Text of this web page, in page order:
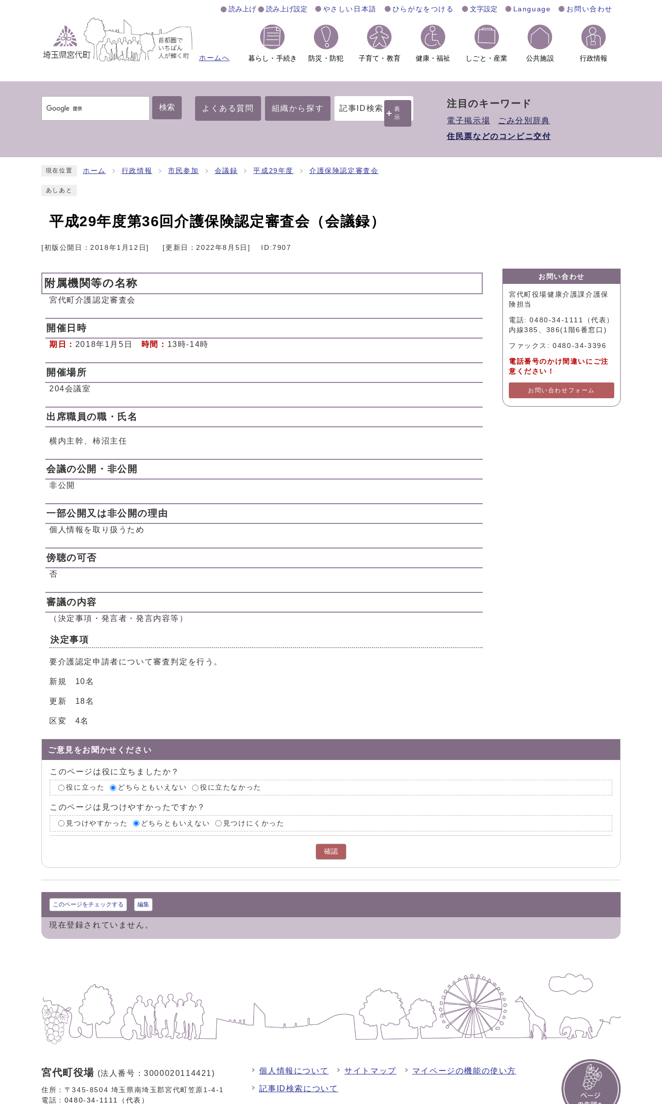
読み上げ 読み上げ設定 やさしい日本語 ひらがなをつける 文字設定 Language お問い合わせ
ホームへ 暮らし・手続き 防災・防犯 子育て・教育 健康・福祉 しごと・産業 公共施設 行政情報
検索 よくある質問 組織から探す 記事ID検索
表
示
注目のキーワード
電子掲示場
ごみ分別辞典
住民票などのコンビニ交付
現在位置 ホーム 行政情報 市民参加 会議録 平成29年度 介護保険認定審査会
あしあと
平成29年度第36回介護保険認定審査会（会議録）
[初版公開日：2018年1月12日] [更新日：2022年8月5日 ] ID:7907
附属機関等の名称
宮代町介護認定審査会
開催日時
期日： 2018年1月5日 時間： 13時-14時
開催場所
204会議室
出席職員の職・氏名
横内主幹、柿沼主任
会議の公開・非公開
非公開
一部公開又は非公開の理由
個人情報を取り扱うため
傍聴の可否
否
審議の内容
（決定事項・発言者・発言内容等）
決定事項
要介護認定申請者について審査判定を行う。
新規 10名
更新 18名
区変 4名
お問い合わせ
宮代町役場健康介護課介護保
険担当
電話: 0480-34-1111（代表）
内線385、386(1階6番窓口)
ファックス: 0480-34-3396
電話番号のかけ間違いにご注
意ください！
お問い合わせフォーム
ご意見をお聞かせください
このページは役に立ちましたか？
役に立った どちらともいえない 役に立たなかった
このページは見つけやすかったですか？
見つけやすかった どちらともいえない 見つけにくかった
確認
このページをチェックする 編集
現在登録されていません。
宮代町役場 (法人番号：3000020114421)
住所：〒345-8504 埼玉県南埼玉郡宮代町笠原1-4-1
電話： 0480-34-1111（代表）
個人情報について サイトマップ マイページの機能の使い方
記事ID検索について